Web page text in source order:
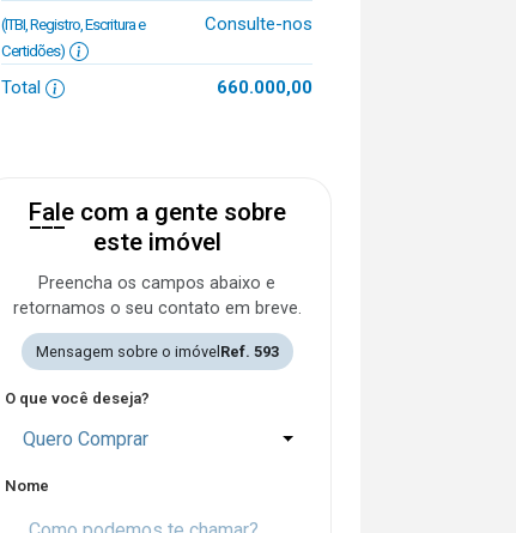
(ITBI, Registro, Escritura e
Certidões)
Consulte-nos
Total 660.000,00
Fale com a gente sobre
este imóvel
Preencha os campos abaixo e
retornamos o seu contato em breve.
Mensagem sobre o imóvel Ref. 593
O que você deseja?
Quero Comprar
Nome